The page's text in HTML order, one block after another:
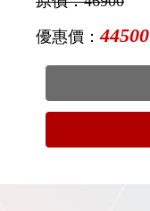
優惠價：44500